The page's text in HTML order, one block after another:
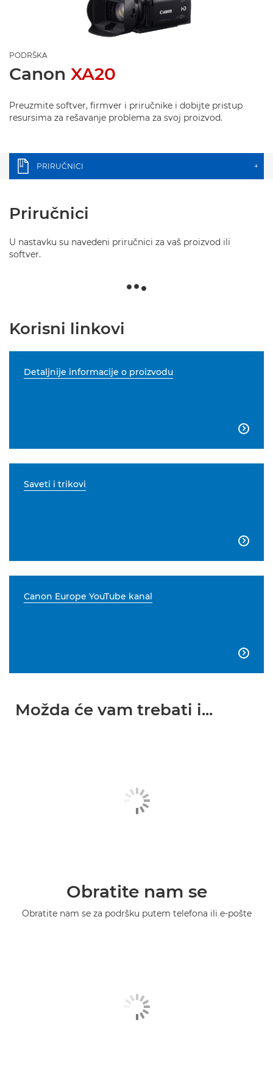
PODRŠKA
Canon XA20
Preuzmite softver, firmver i priručnike i dobijte pristup
resursima za rešavanje problema za svoj proizvod.
PRIRUČNICI +
Priručnici
U nastavku su navedeni priručnici za vaš proizvod ili
softver.
Korisni linkovi
Detaljnije informacije o proizvodu

Saveti i trikovi

Canon Europe YouTube kanal

Možda će vam trebati i...
Obratite nam se
Obratite nam se za podršku putem telefona ili e-pošte